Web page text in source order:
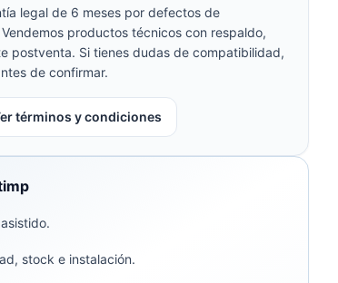
legal de 6 meses por defectos de
productos técnicos con respaldo,
postventa. Si tienes dudas de compatibilidad,
de confirmar.
términos y condiciones
stock e instalación.